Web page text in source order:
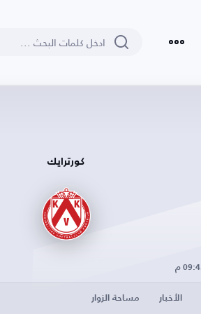
كورترايك
الأخبار مساحة الزوار